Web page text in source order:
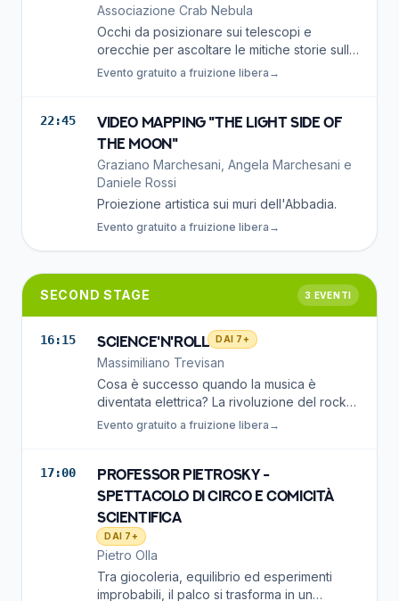
Associazione Crab Nebula
Occhi da posizionare sui telescopi e
orecchie per ascoltare le mitiche storie sulle
stelle
Evento gratuito a fruizione libera →
22:45
Video Mapping "The light side of
the moon"
Graziano Marchesani, Angela Marchesani e
Daniele Rossi
Proiezione artistica sui muri dell'Abbadia.
Evento gratuito a fruizione libera →
SECOND STAGE 3 EVENTI
16:15 Science'n'Roll DAI 7+
Massimiliano Trevisan
Cosa è successo quando la musica è
diventata elettrica? La rivoluzione del rock
vista con gli occhi di scienziati e inventori.
Evento gratuito a fruizione libera →
17:00
Professor Pietrosky -
Spettacolo di circo e comicità
scientifica
DAI 7+
Pietro Olla
Tra giocoleria, equilibrio ed esperimenti
improbabili, il palco si trasforma in un